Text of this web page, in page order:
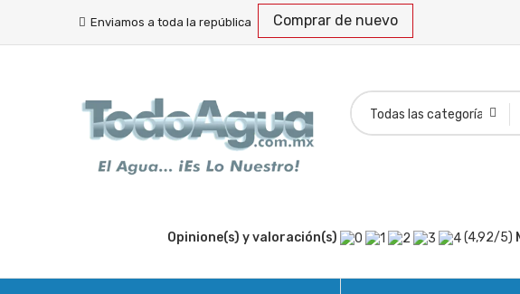
Enviamos a toda la república Comprar de nuevo
Opinione(s) y valoración(s)
(4,92/5)